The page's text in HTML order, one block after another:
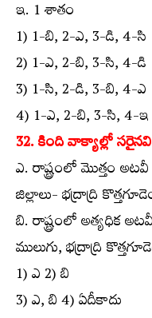
ఇ. 1 శాతం
1) 1-బి, 2-ఎ, 3-డి, 4-సి
2) 1-ఎ, 2-బి, 3-సి, 4-డి
3) 1-సి, 2-డి, 3-బి, 4-ఎ
4) 1-ఎ, 2-బి, 3-సి, 4-ఇ
32. కింది వాక్యాల్లో సరైనవి
ఎ. రాష్ట్రంలో మొత్తం అటవీ
జిల్లాలు- భద్రాద్రి
బి. రాష్ట్రంలో అత్యధిక
ములుగు, భద్రాద్రి
1) ఎ 2) బి
3) ఎ, బి 4) ఏదీకాదు